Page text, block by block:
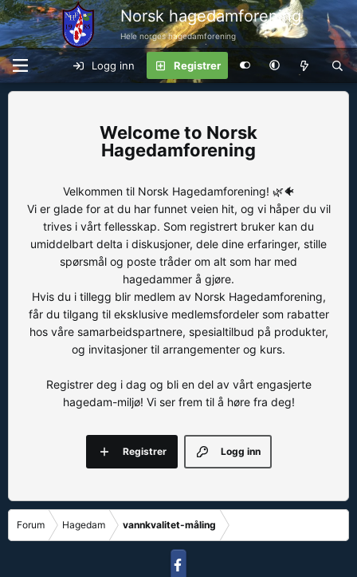
Norsk hagedamforening
Hele norges hagedamforening
Logg inn Registrer
Norsk
Hagedamforening
Velkommen til Norsk Hagedamforening! 🌿🐠
Vi er glade for at du har funnet veien hit, og vi håper du vil
trives i vårt fellesskap. Som registrert bruker kan du
umiddelbart delta i diskusjoner, dele dine erfaringer, stille
spørsmål og poste tråder om alt som har med
hagedammer å gjøre.
Hvis du i tillegg blir medlem av Norsk Hagedamforening,
får du tilgang til eksklusive medlemsfordeler som rabatter
hos våre samarbeidspartnere, spesialtilbud på produkter,
og invitasjoner til arrangementer og kurs.
Registrer deg i dag og bli en del av vårt engasjerte
hagedam-miljø! Vi ser frem til å høre fra deg!
Logg inn
Registrer
Forum Hagedam vannkvalitet-måling